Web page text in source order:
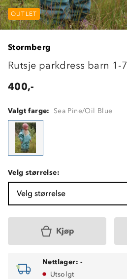
OUTLET
OUTLET
Stormberg
Rutsje parkdress barn 1-7
400,-
Valgt farge: Sea Pine/Oil Blue
Velg størrelse:
Velg størrelse
Kjøp
Nettlager: -
Utsolgt